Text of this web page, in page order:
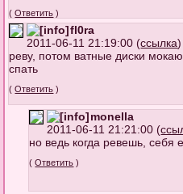
(Ответить )
fl0ra
2011-06-11 21:19:00 (ссылка)
реву, потом ватные диски
спать
(Ответить )
monella
2011-06-11 21:21:00 (
но ведь когда ревешь, себя
(Ответить )